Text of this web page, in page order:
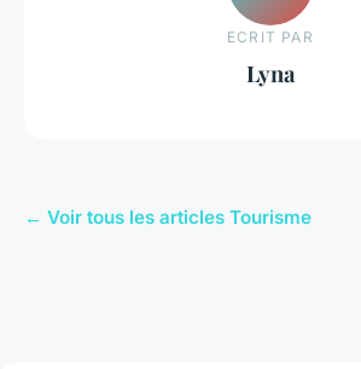
ECRIT PAR
Lyna
← Voir tous les articles Tourisme